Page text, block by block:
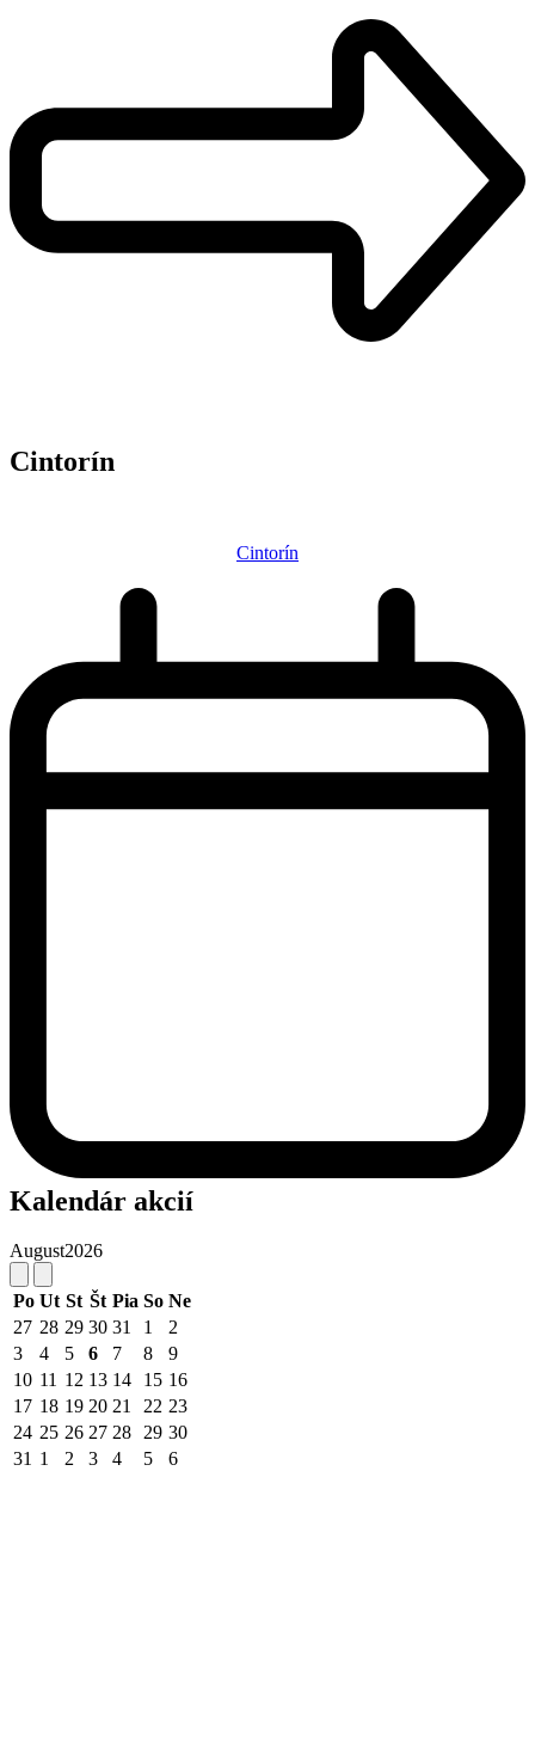
Cintorín
Cintorín
Kalendár akcií
August2026
Po Ut St Št Pia So Ne
27 28 29 30 31 1
2
3
4 5 6 7 8
9
10 11 12 13 14 15 16
17 18 19 20 21 22 23
24 25 26 27 28 29 30
31 1 2 3 4 5 6